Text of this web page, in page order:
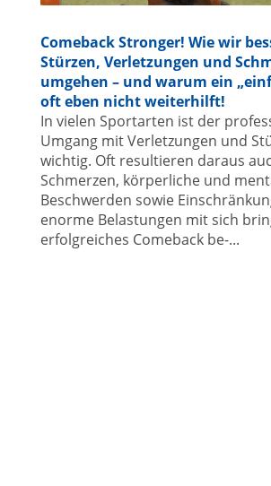
Comeback Stronger! Wie wir
Stürzen, Verletzungen und
umgehen – und warum ein
oft eben nicht weiterhilft!
In vielen Sportarten ist der
Umgang mit Verletzungen und
wichtig. Oft resultieren daraus
Schmerzen, körperliche und
Beschwerden sowie
enorme Belastungen mit sich
erfolgreiches Comeback be-...